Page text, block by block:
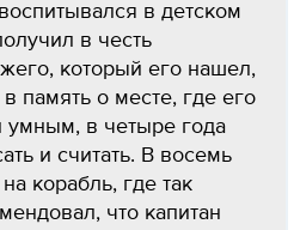
в детском
в честь
который его нашел,
память о месте, где его
в четыре года
и считать. В восемь
корабль, где так
что капитан